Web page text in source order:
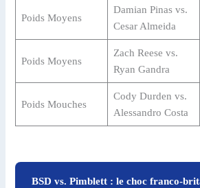
Poids Moyens
Damian Pinas vs.
Cesar Almeida
Poids Moyens
Zach Reese vs.
Ryan Gandra
Poids Mouches
Cody Durden vs.
Alessandro Costa
BSD vs. Pimblett : le choc franco-